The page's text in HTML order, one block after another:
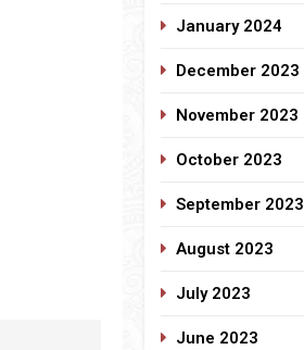
January 2024
December 2023
November 2023
October 2023
September 2023
August 2023
July 2023
June 2023